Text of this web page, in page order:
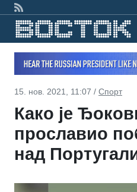
15. нов. 2021, 11:07 / Спорт
Како је
прославио
над